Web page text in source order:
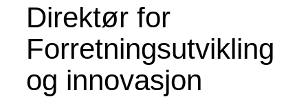
Direktør for
Forretningsutvikling
og innovasjon